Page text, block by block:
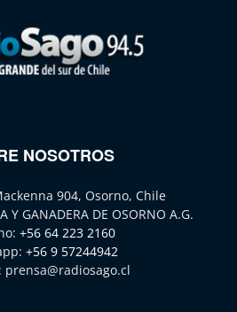
NOSOTROS
904, Osorno, Chile
Y GANADERA DE OSORNO A.G.
+56 64 223 2160
+56 9 57244942
prensa@radiosago.cl